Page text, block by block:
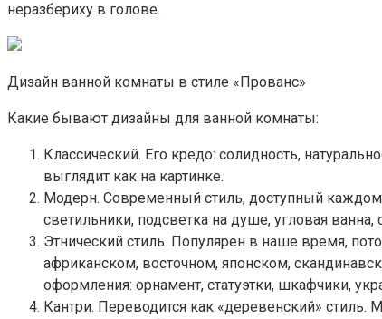
неразбериху в голове.
Дизайн ванной комнаты в стиле «Прованс»
Какие бывают дизайны для ванной комнаты:
Классический. Его кредо: солидность,
выглядит как на картинке.
Модерн. Современный стиль, доступный
светильники, подсветка на душе, угловая ванна,
Этнический стиль. Популярен в наше время,
африканском, восточном, японском,
оформления: орнамент, статуэтки, шкафчики,
Кантри. Переводится как «деревенский»